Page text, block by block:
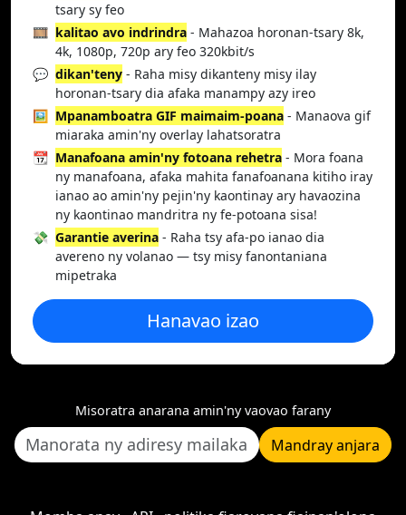
tsary sy feo
🎞️ kalitao avo indrindra - Mahazoa horonan-tsary 8k,
4k, 1080p, 720p ary feo 320kbit/s
💬 dikan'teny - Raha misy dikanteny misy ilay
horonan-tsary dia afaka manampy azy ireo
🖼️ Mpanamboatra GIF maimaim-poana - Manaova gif
miaraka amin'ny overlay lahatsoratra
📆 Manafoana amin'ny fotoana rehetra - Mora foana
ny manafoana, afaka mahita fanafoanana kitiho iray
ianao ao amin'ny pejin'ny kaontinay ary havaozina
ny kaontinao mandritra ny fe-potoana sisa!
💸 Garantie averina - Raha tsy afa-po ianao dia
avereno ny volanao — tsy misy fanontaniana
mipetraka
Hanavao izao
Misoratra anarana amin'ny vaovao farany
Mandray anjara